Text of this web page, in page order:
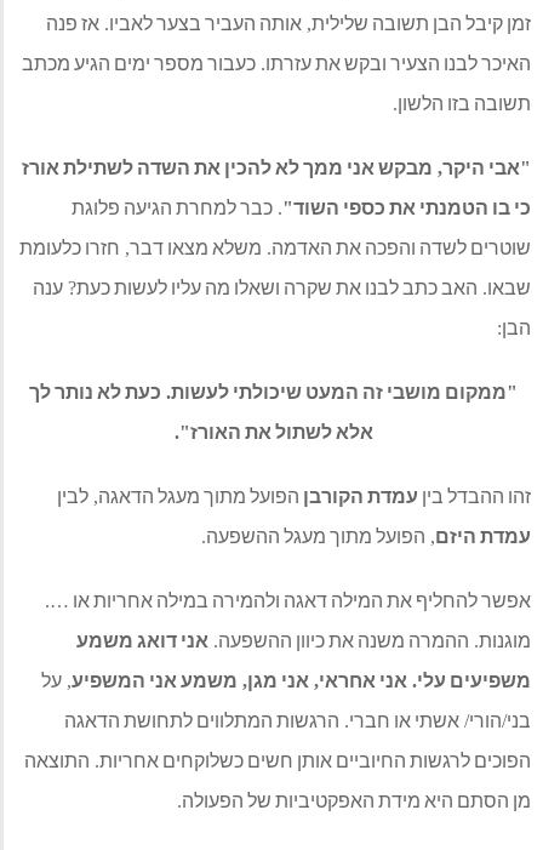
שלילית,אותה העביר בצער לאביו. אז פנה
את עזרתו.כעבור מספר ימים הגיע מכתב
ממך לא להכין את השדה לשתילת אורז
השוד"
.כבר למחרת הגיעה פלוגת
את האדמה. משלא מצאו דבר,חזרו כלעומת
את שקרה ושאלו מה עליו לעשות כעת ?ענה
המעט שיכולתי לעשות.כעת לא נותר לך
אלא לשתול את האורז".
הקורבןהפועל מתוך מעגל הדאגה, לבין
מתוך מעגל ההשפעה.
דאגה ולהמירה במילה אחריות או….
את כיוון ההשפעה.אני דואג משמע
אחראי,אני מגן,משמע אני המשפיע,על
.הרגשות המתלווים לתחושת הדאגה
אותן חשים כשלוקחים אחריות. התוצאה
האפקטיביות של הפעולה.